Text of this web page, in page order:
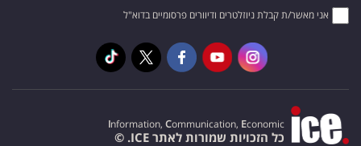
אני מאשר/ת קבלת ניוזלטרים ודיוורים פרסומיים בדוא"ל
Information, Communication, Economic
כל הזכויות שמורות לאתר ICE. ©